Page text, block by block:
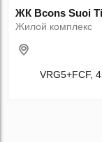
ЖК Bcons Suoi
Жилой комплекс
VRG5+FCF,